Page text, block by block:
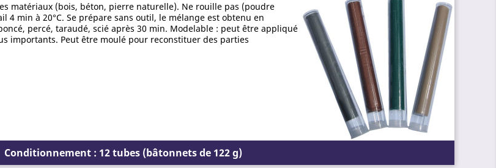
matériaux (bois, béton, pierre naturelle). Ne rouille pas (poudre
4 min à 20°C. Se prépare sans outil, le mélange est obtenu en
percé, taraudé, scié après 30 min. Modelable : peut être appliqué
importants. Peut être moulé pour reconstituer des parties
Conditionnement : 12 tubes (bâtonnets de 122 g)